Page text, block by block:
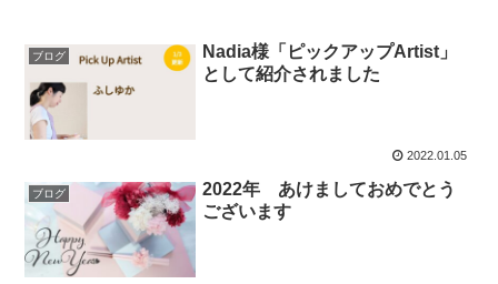
ブログ
Nadia様「ピックアップArtist」
として紹介されました
2022.01.05
ブログ
2022年 あけましておめでとう
ございます